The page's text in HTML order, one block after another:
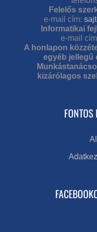
Felelős
e-mail cím:
Informatikai
e-mail
A honlapon
egyéb jellegű
kizárólagos